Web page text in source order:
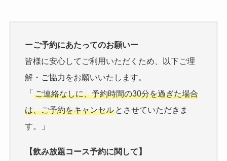
ーご予約にあたってのお願いー
皆様に安心してご利用いただくため、以下ご理
解・ご協力をお願いいたします。
「 ご連絡なしに、予約時間の30分を過ぎた場合
は、ご予約をキャンセルとさせていただきま
す。
」
【飲み放題コース予約に関して】